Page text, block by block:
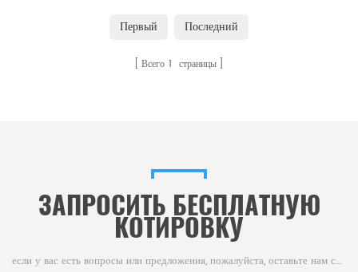
крышек для чашек для образцов.
Первый Последний
Всего 1 страницы
ЗАПРОСИТЬ БЕСПЛАТНУЮ
КОТИРОВКУ
если у вас есть вопросы или предложения, пожалуйста, оставьте нам сообщение,